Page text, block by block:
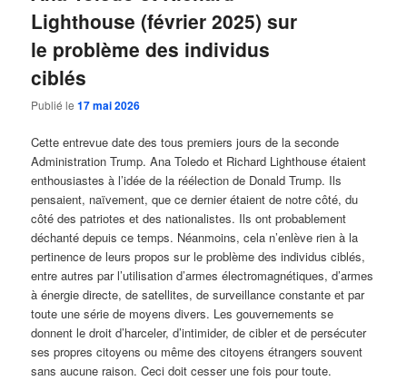
Lighthouse (février 2025) sur
le problème des individus
ciblés
Publié le17 mai 2026
Cette entrevue date des tous premiers jours de la seconde
Administration Trump. Ana Toledo et Richard Lighthouse étaient
enthousiastes à l’idée de la réélection de Donald Trump. Ils
pensaient, naïvement, que ce dernier étaient de notre côté, du
côté des patriotes et des nationalistes. Ils ont probablement
déchanté depuis ce temps. Néanmoins, cela n’enlève rien à la
pertinence de leurs propos sur le problème des individus ciblés,
entre autres par l’utilisation d’armes électromagnétiques, d’armes
à énergie directe, de satellites, de surveillance constante et par
toute une série de moyens divers. Les gouvernements se
donnent le droit d’harceler, d’intimider, de cibler et de persécuter
ses propres citoyens ou même des citoyens étrangers souvent
sans aucune raison. Ceci doit cesser une fois pour toute.